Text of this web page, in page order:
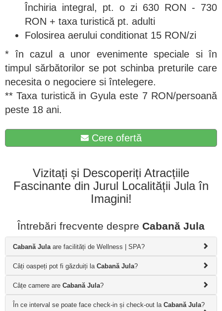
Închiria integral, pt. o zi 630 RON - 730
RON + taxa turistică pt. adulti
Folosirea aerului conditionat 15 RON/zi
* în cazul a unor evenimente speciale si în
timpul sărbătorilor se pot schinba preturile care
necesita o negociere si întelegere.
** Taxa turistică in Gyula este 7 RON/persoană
peste 18 ani.
Cere ofertă
Vizitați și Descoperiți Atracțiile
Fascinante din Jurul Localității Jula în
Imagini!
Întrebări frecvente despre Cabană Jula
Cabană Julaare facilități de Wellness | SPA?
Câți oaspeți pot fi găzduiți la Cabană Jula?
Câțe camere are Cabană Jula?
În ce interval se poate face check-in și check-out la Cabană Jula?